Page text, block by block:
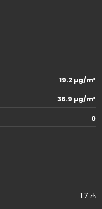
19.2 µg/m³
36.9 µg/m³
0
1.7 ₼